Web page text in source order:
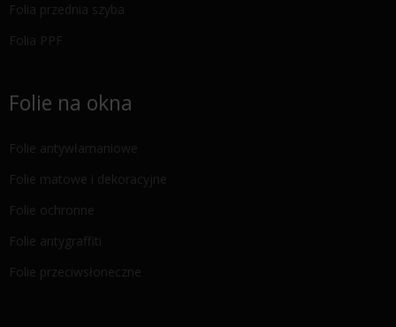
Folia przednia szyba
Folia PPF
Folie na okna
Folie antywłamaniowe
Folie matowe i dekoracyjne
Folie ochronne
Folie antygraffiti
Folie przeciwsłoneczne